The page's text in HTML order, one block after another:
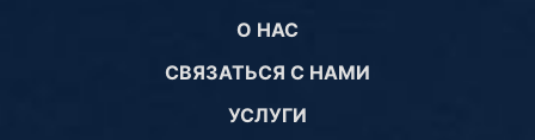
О НАС
СВЯЗАТЬСЯ С НАМИ
УСЛУГИ